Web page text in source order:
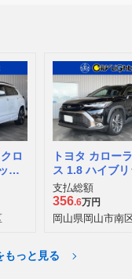
ロ
ド
トヨタ カロー
ス 1.8 ハイブ
Z
支払総額
356.6万円
岡山県岡山市南
もっと見る